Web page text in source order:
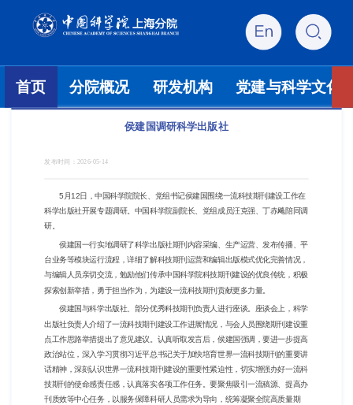
首页 分院概况 研发机构 党建与科学文化
侯建国调研科学出版社
发布时间： 2026-05-14
5月12日，中国科学院院长、党组书记侯建国围绕一流科技期刊建设工作在
科学出版社开展专题调研。中国科学院副院长、党组成员汪克强、丁赤飚陪同调
研。
侯建国一行实地调研了科学出版社期刊内容采编、生产运营、发布传播、平
台业务等模块运行流程，详细了解科技期刊运营和编辑出版模式优化完善情况，
与编辑人员亲切交流，勉励他们传承中国科学院科技期刊建设的优良传统，积极
探索创新举措，勇于担当作为，为建设一流科技期刊贡献更多力量。
侯建国与科学出版社、部分优秀科技期刊负责人进行座谈。座谈会上，科学
出版社负责人介绍了一流科技期刊建设工作进展情况，与会人员围绕期刊建设重
点工作思路举措提出了意见建议。认真听取发言后，侯建国强调，要进一步提高
政治站位，深入学习贯彻习近平总书记关于加快培育世界一流科技期刊的重要讲
话精神，深刻认识世界一流科技期刊建设的重要性紧迫性，切实增强办好一流科
技期刊的使命感责任感，认真落实各项工作任务。要聚焦吸引一流稿源、提高办
刊质效等中心任务，以服务保障科研人员需求为导向，统筹凝聚全院高质量期